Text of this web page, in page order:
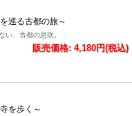
巡る古都の旅～
い、古都の息吹。 ..
販売価格: 4,180円(税込)
を歩く～